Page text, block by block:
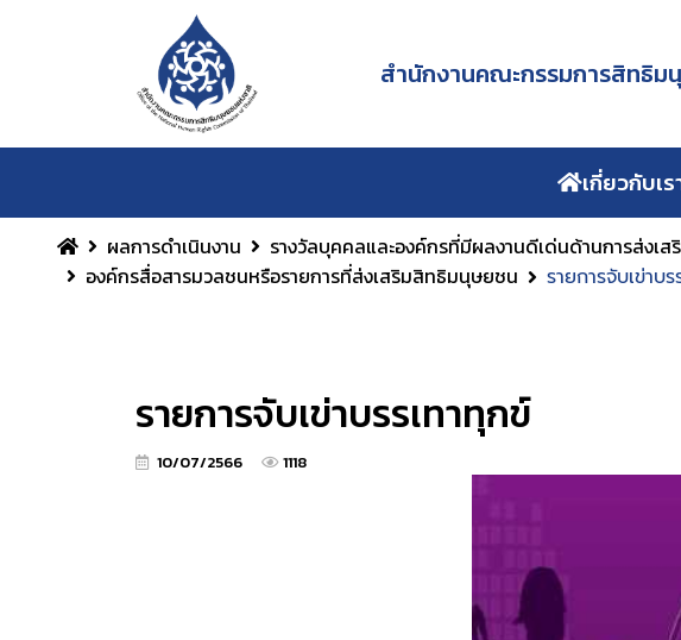
สำนักงานคณะกรรมการสิทธิม
เกี่ยวกับเร
ผลการดำเนินงาน รางวัลบุคคลและองค์กรที่มีผลงานดีเด่นด้านการส่งเ
องค์กรสื่อสารมวลชนหรือรายการที่ส่งเสริมสิทธิมนุษยชน
รายการจับเข่าบ
รายการจับเข่าบรรเทาทุกข์
10/07/2566 1118